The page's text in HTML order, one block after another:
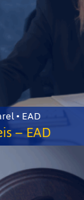
• EAD
– EAD